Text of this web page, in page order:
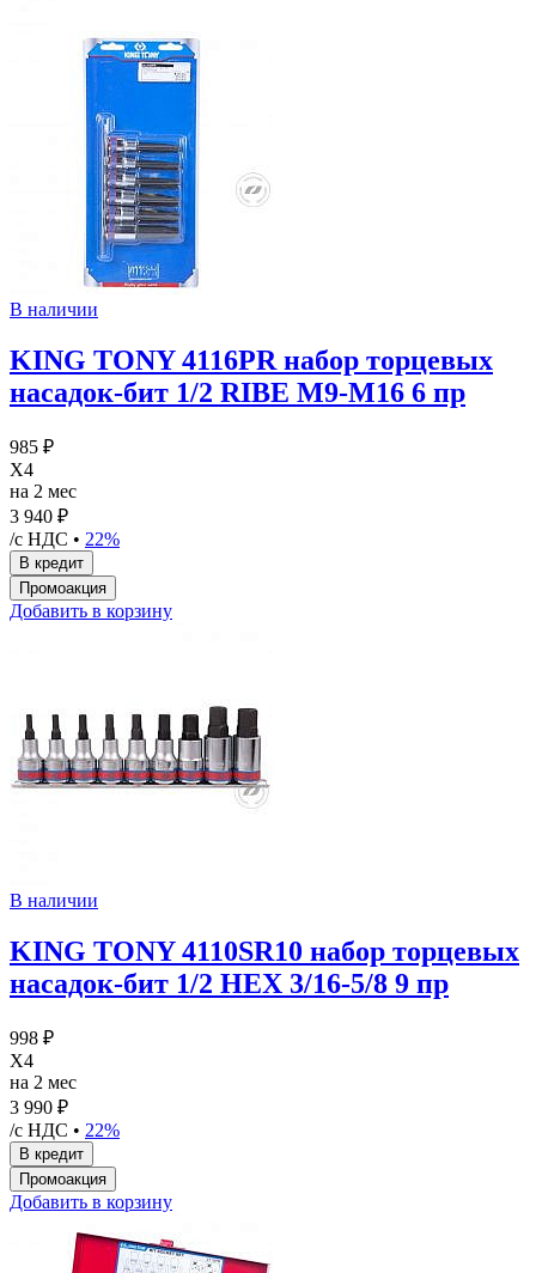
В наличии
KING TONY 4116PR набор торцевых
насадок-бит 1/2 RIBE М9-М16 6 пр
985 ₽
X4
на 2 мес
3 940 ₽
/с НДС • 22%
Добавить в корзину
В наличии
KING TONY 4110SR10 набор торцевых
насадок-бит 1/2 HEX 3/16-5/8 9 пр
998 ₽
X4
на 2 мес
3 990 ₽
/с НДС • 22%
Добавить в корзину